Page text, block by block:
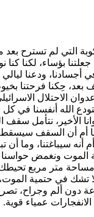
التي لم تسترح بعد
بؤساء، لكنا كنا
ودعنا ليالي
بعد، حِكنا فرحتنا
الاحتلال
الله أنفسنا في
الأخير، نتأمل سقف
أم أن السقف
سيباغتنا، وما أن
الموت ونغمض
متر مربع تحيطك
تشك في حتمية
دون ألم وجراح،
عمياء قوية.